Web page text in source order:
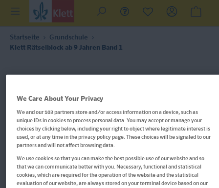
Startseite
Grundschule
Klett Rätselblock ab 9 Jahren Band 1
We Care About Your Privacy
We and our103partners store and/or access information on a device, such as
unique IDs in cookies to process personal data. You may accept or manage your
choices by clicking below, including your right to object where legitimate interest is
used, or at any time in the privacy policy page. These choices will be signaled to our
partners and will not affect browsing data.
We use cookies so that you can make the best possible use of our website and so
that we can communicate better with you. Necessary, functional and statistical
cookies, which are required for the operation of the website and the statistical
evaluation of our website, are always stored on your terminal device based on our